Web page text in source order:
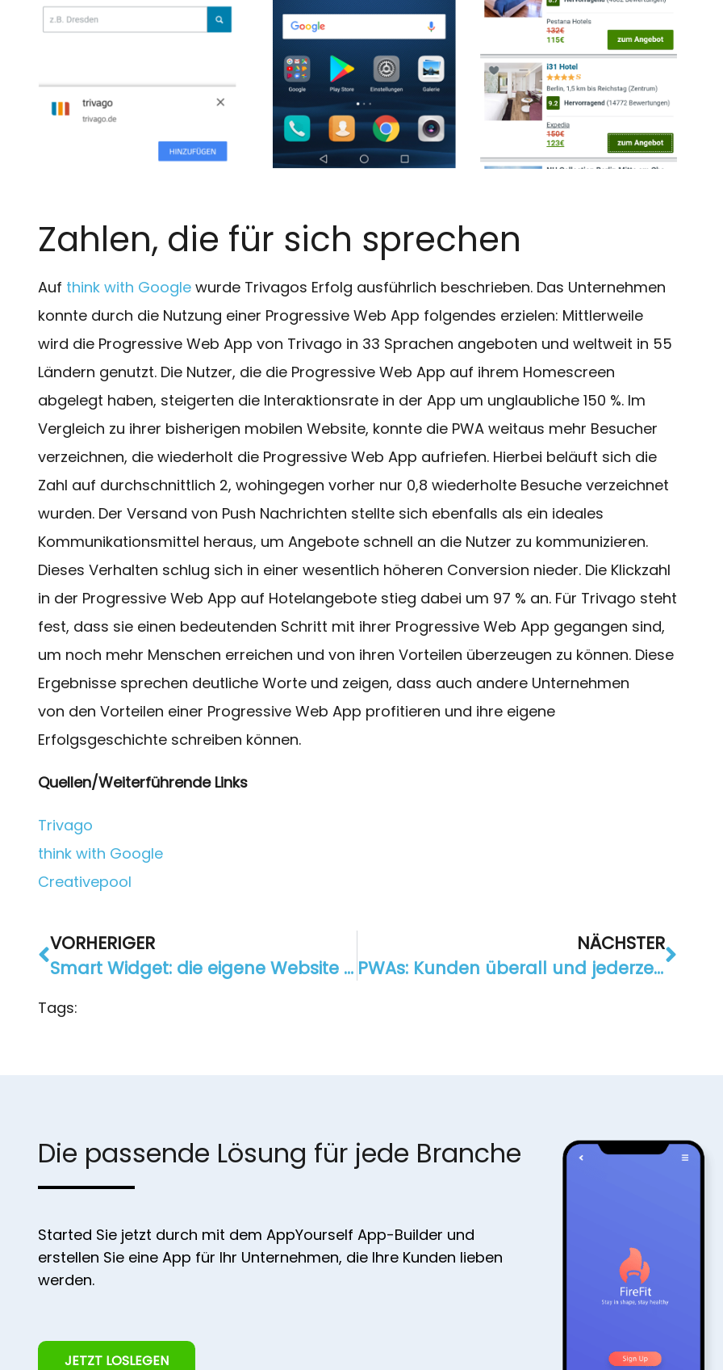
Zahlen, die für sich sprechen
Auf think with Googlewurde Trivagos Erfolg ausführlich beschrieben. Das Unternehmen
konnte durch die Nutzung einer Progressive Web App folgendes erzielen: Mittlerweile
wird die Progressive Web App von Trivago in 33 Sprachen angeboten und weltweit in 55
Ländern genutzt. Die Nutzer, die die Progressive Web App auf ihrem Homescreen
abgelegt haben, steigerten die Interaktionsrate in der App um unglaubliche 150 %. Im
Vergleich zu ihrer bisherigen mobilen Website, konnte die PWA weitaus mehr Besucher
verzeichnen, die wiederholt die Progressive Web App aufriefen. Hierbei beläuft sich die
Zahl auf durchschnittlich 2, wohingegen vorher nur 0,8 wiederholte Besuche verzeichnet
wurden. Der Versand von Push Nachrichten stellte sich ebenfalls als ein ideales
Kommunikationsmittel heraus, um Angebote schnell an die Nutzer zu kommunizieren.
Dieses Verhalten schlug sich in einer wesentlich höheren Conversion nieder. Die Klickzahl
in der Progressive Web App auf Hotelangebote stieg dabei um 97 % an. Für Trivago steht
fest, dass sie einen bedeutenden Schritt mit ihrer Progressive Web App gegangen sind,
um noch mehr Menschen erreichen und von ihren Vorteilen überzeugen zu können. Diese
Ergebnisse sprechen deutliche Worte und zeigen, dass auch andere Unternehmen
von den Vorteilen einer Progressive Web App profitieren und ihre eigene
Erfolgsgeschichte schreiben können.
Quellen/Weiterführende Links
Trivago
think with Google
Creativepool
VORHERIGER
Smart Widget: die eigene Website als App
NÄCHSTER
PWAs: Kunden überall und jederzeit erreichen
Tags:
Die passende Lösung für jede Branche
Started Sie jetzt durch mit dem AppYourself App-Builder und
erstellen Sie eine App für Ihr Unternehmen, die Ihre Kunden lieben
werden.
JETZT LOSLEGEN